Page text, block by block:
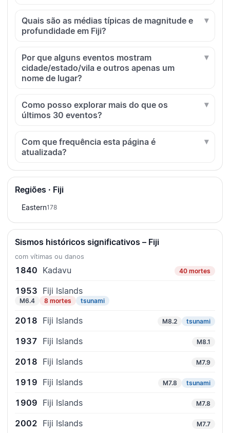
Quais são as médias típicas de magnitude e
profundidade em Fiji?
Por que alguns eventos mostram
cidade/estado/vila e outros apenas um
nome de lugar?
Como posso explorar mais do que os
últimos 30 eventos?
Com que frequência esta página é
atualizada?
Regiões · Fiji
Eastern178
Sismos históricos significativos – Fiji
com vítimas ou danos
1840 Kadavu 40 mortes
1953 Fiji Islands
M6.4 8 mortes tsunami
2018 Fiji Islands M8.2 tsunami
1937 Fiji Islands M8.1
2018 Fiji Islands M7.9
1919 Fiji Islands M7.8 tsunami
1909 Fiji Islands M7.8
2002 Fiji Islands M7.7